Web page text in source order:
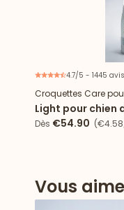
4.7/5 - 1445 avis
Croquettes Care
Light pour chien
stérilisé/surpoids
Dès €54.90
Vous